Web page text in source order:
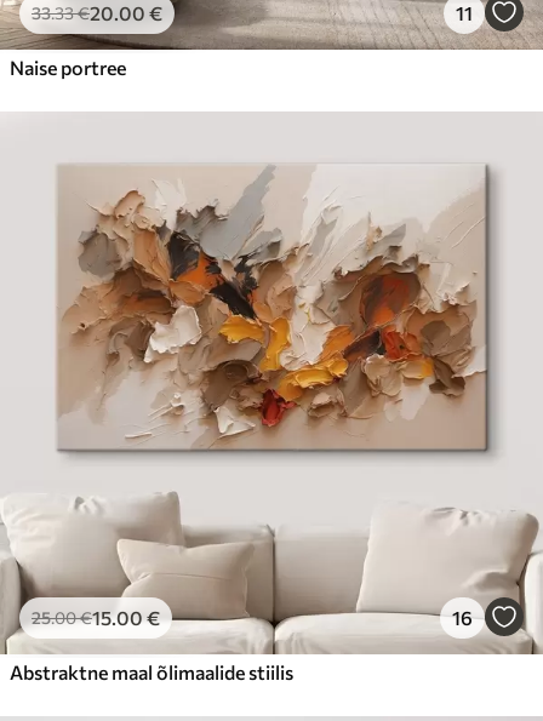
33.33€20.00 € 11
Naise portree
25.00€15.00€ 16
Abstraktne maal õlimaalide stiilis